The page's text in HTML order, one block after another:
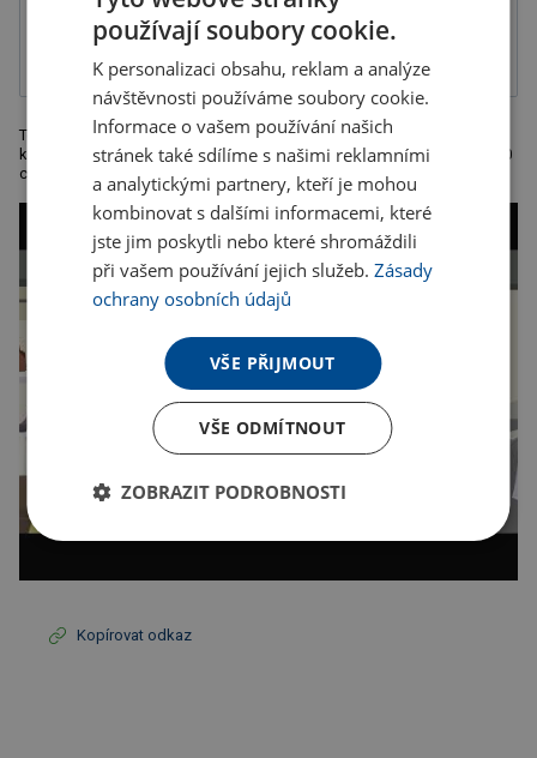
1-složková
barva, balené v
krabičce
Teleskopická svítilna se 3 LED světly s flexibilní částí a magnetem na
konci, takže Vám pomůže dostat kovové věci z nejužších míst. Délka 60
cm. Rozměry: 17,2 x o 2,1 cm. Kartonové množství: 100.
Kopírovat odkaz
používají soubory cookie.
K personalizaci obsahu, reklam a analýze
návštěvnosti používáme soubory cookie.
Informace o vašem používání našich
stránek také sdílíme s našimi reklamními
a analytickými partnery, kteří je mohou
kombinovat s dalšími informacemi, které
jste jim poskytli nebo které shromáždili
při vašem používání jejich služeb.Zásady
ochrany osobních údajů
VŠE PŘIJMOUT
VŠE ODMÍTNOUT
ZOBRAZIT PODROBNOSTI